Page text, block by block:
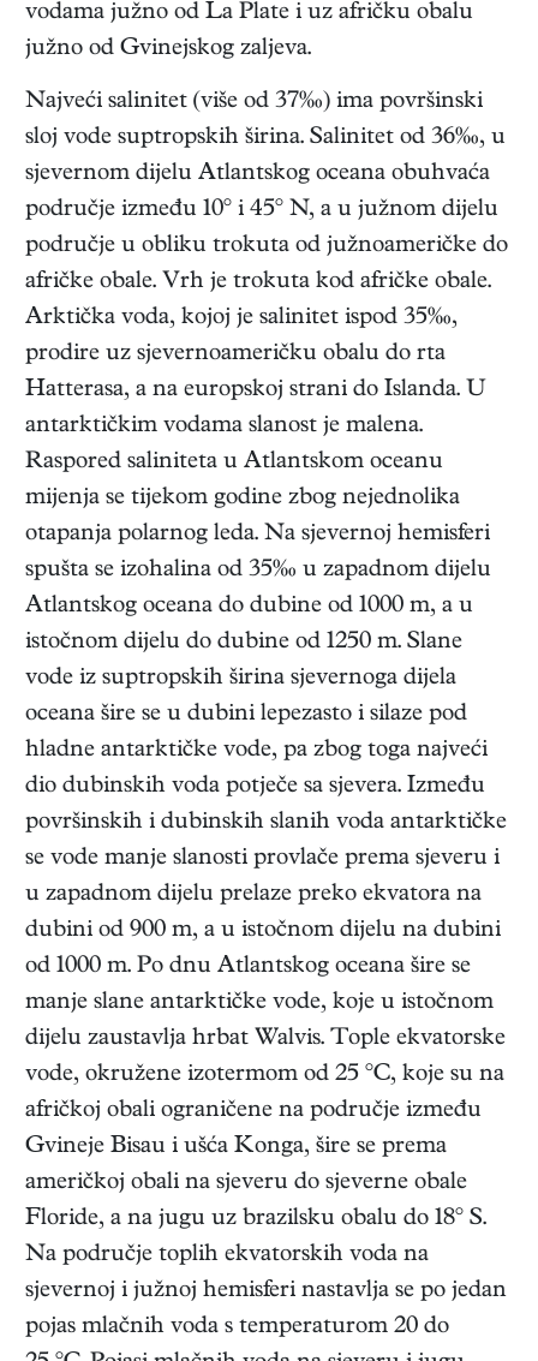
vodama južno od La Plate i uz afričku obalu
južno od Gvinejskog zaljeva.
Najveći salinitet (više od 37‰) ima površinski
sloj vode suptropskih širina. Salinitet od 36‰, u
sjevernom dijelu Atlantskog oceana obuhvaća
područje između 10° i 45° N, a u južnom dijelu
područje u obliku trokuta od južnoameričke do
afričke obale. Vrh je trokuta kod afričke obale.
Arktička voda, kojoj je salinitet ispod 35‰,
prodire uz sjevernoameričku obalu do rta
Hatterasa, a na europskoj strani do Islanda. U
antarktičkim vodama slanost je malena.
Raspored saliniteta u Atlantskom oceanu
mijenja se tijekom godine zbog nejednolika
otapanja polarnog leda. Na sjevernoj hemisferi
spušta se izohalina od 35‰ u zapadnom dijelu
Atlantskog oceana do dubine od 1000 m, a u
istočnom dijelu do dubine od 1250 m. Slane
vode iz suptropskih širina sjevernoga dijela
oceana šire se u dubini lepezasto i silaze pod
hladne antarktičke vode, pa zbog toga najveći
dio dubinskih voda potječe sa sjevera. Između
površinskih i dubinskih slanih voda antarktičke
se vode manje slanosti provlače prema sjeveru i
u zapadnom dijelu prelaze preko ekvatora na
dubini od 900 m, a u istočnom dijelu na dubini
od 1000 m. Po dnu Atlantskog oceana šire se
manje slane antarktičke vode, koje u istočnom
dijelu zaustavlja hrbat Walvis. Tople ekvatorske
vode, okružene izotermom od 25 °C, koje su na
afričkoj obali ograničene na područje između
Gvineje Bisau i ušća Konga, šire se prema
američkoj obali na sjeveru do sjeverne obale
Floride, a na jugu uz brazilsku obalu do 18° S.
Na područje toplih ekvatorskih voda na
sjevernoj i južnoj hemisferi nastavlja se po jedan
pojas mlačnih voda s temperaturom 20 do